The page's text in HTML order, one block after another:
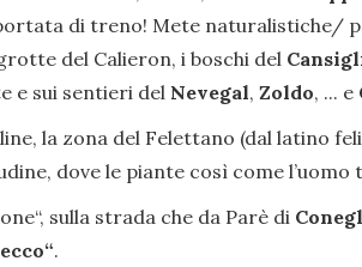
di treno! Mete naturalistiche/
del Calieron, i boschi del
e sui sentieri del Nevegal, Zoldo, ... e
la zona del Felettano (dal latino
dove le piante così come
sulla strada che da Parè di
.